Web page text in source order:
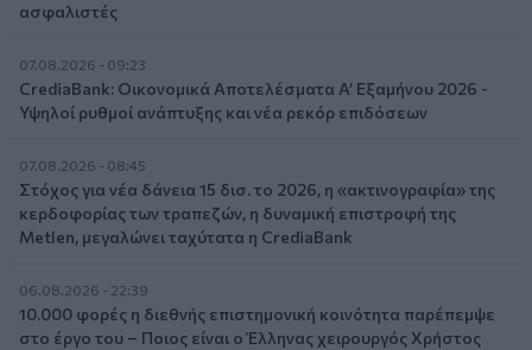
ασφαλιστές
07.08.2026 - 09:23
CrediaBank: Οικονομικά Αποτελέσματα A’ Εξαμήνου 2026 -
Υψηλοί ρυθμοί ανάπτυξης και νέα ρεκόρ επιδόσεων
07.08.2026 - 08:45
Στόχος για νέα δάνεια 15 δισ. το 2026, η «ακτινογραφία» της
κερδοφορίας των τραπεζών, η δυναμική επιστροφή της
Metlen, μεγαλώνει ταχύτατα η CrediaBank
06.08.2026 - 22:39
10.000 φορές η διεθνής επιστημονική κοινότητα παρέπεμψε
στο έργο του – Ποιος είναι ο Έλληνας χειρουργός Χρήστος